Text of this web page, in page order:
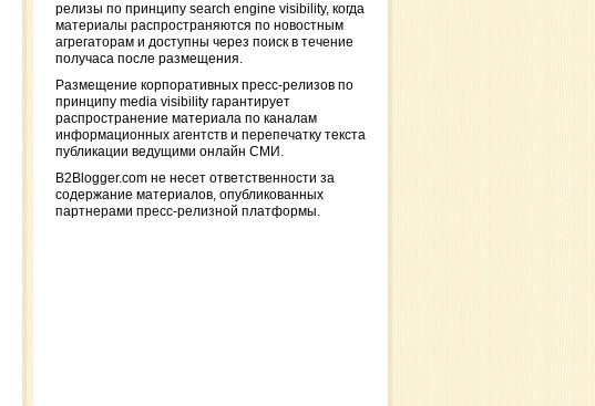
релизы по принципу search engine visibility, когда
материалы распространяются по новостным
агрегаторам и доступны через поиск в течение
получаса после размещения.
Размещение корпоративных пресс-релизов по
принципу media visibility гарантирует
распространение материала по каналам
информационных агентств и перепечатку текста
публикации ведущими онлайн СМИ.
B2Blogger.com не несет ответственности за
содержание материалов, опубликованных
партнерами пресс-релизной платформы.